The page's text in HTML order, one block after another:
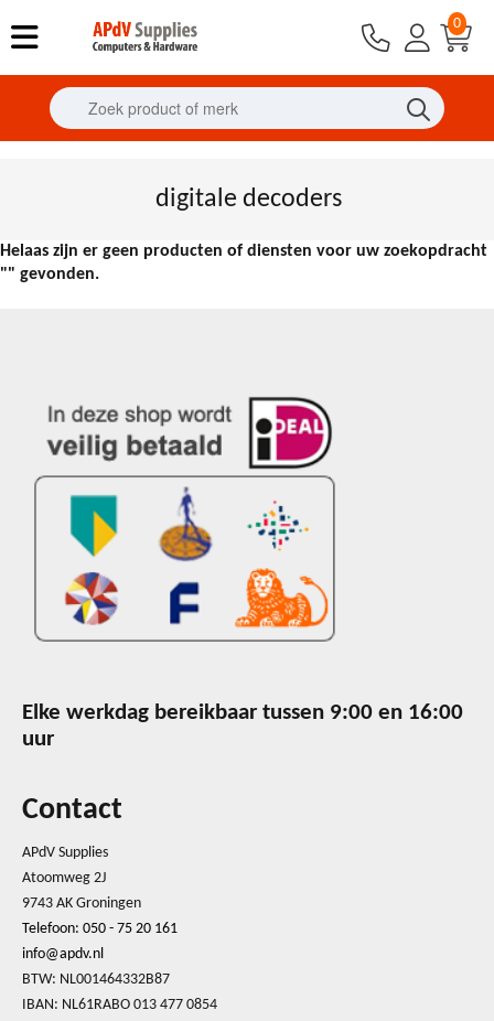
0
digitale decoders
Helaas zijn er geen producten of diensten voor uw zoekopdracht
"" gevonden.
Elke werkdag bereikbaar tussen 9:00 en 16:00
uur
Contact
APdV Supplies
Atoomweg 2J
9743 AK Groningen
Telefoon: 050 - 75 20 161
info@apdv.nl
BTW: NL001464332B87
IBAN: NL61RABO 013 477 0854